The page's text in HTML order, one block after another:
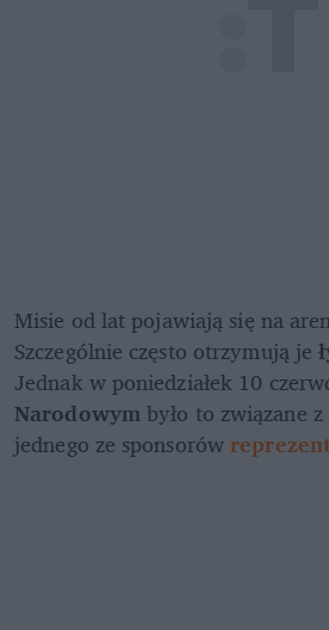
Misie od lat pojawiają się na
Szczególnie często otrzymują je
Jednak w poniedziałek 10
Narodowym było to związane
jednego ze sponsorów